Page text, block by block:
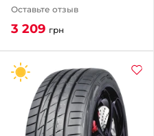
Оставьте отзыв
3 209 грн